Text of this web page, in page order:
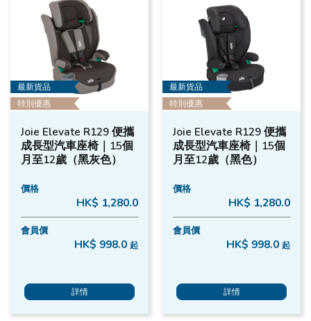
最新貨品
特別優惠
Joie Elevate R129 便攜
成長型汽車座椅｜15個
月至12歲（黑灰色）
價格
HK$ 1,280.0
會員價
HK$ 998.0 起
詳情
最新貨品
特別優惠
Joie Elevate R129 便攜
成長型汽車座椅｜15個
月至12歲（黑色）
價格
HK$ 1,280.0
會員價
HK$ 998.0 起
詳情